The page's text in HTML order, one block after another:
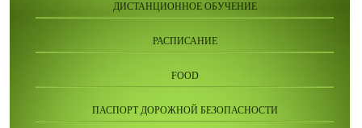
ДИСТАНЦИОННОЕ ОБУЧЕНИЕ
РАСПИСАНИЕ
FOOD
ПАСПОРТ ДОРОЖНОЙ БЕЗОПАСНОСТИ